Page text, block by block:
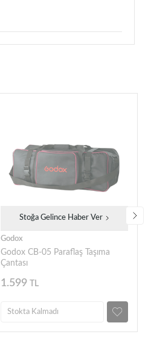
Stoğa Gelince Haber Ver
Godox
Godox CB-05 Paraflaş Taşıma
Çantası
1.599 TL
Stokta Kalmadı